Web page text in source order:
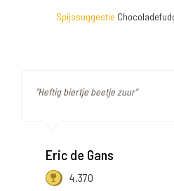
Spijssuggestie
"Heftig biertje beetje zuur"
Eric de Gans
4.370